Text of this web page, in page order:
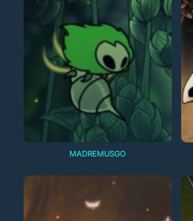
MADREMUSGO